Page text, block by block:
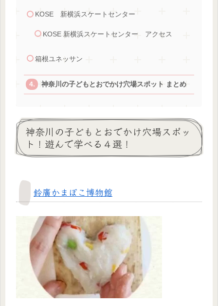
KOSE 新横浜スケートセンター
KOSE 新横浜スケートセンター アクセス
箱根ユネッサン
神奈川の子どもとおでかけ穴場スポット まとめ
神奈川の子どもとおでかけ穴場スポッ
ト！遊んで学べる４選！
鈴廣かまぼこ博物館